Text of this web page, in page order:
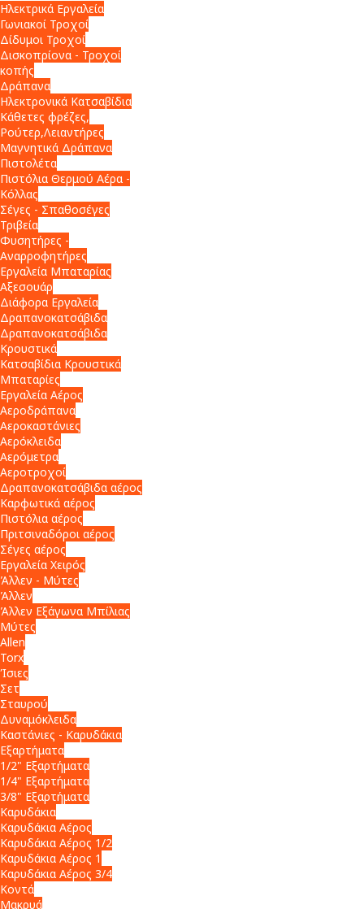
Ηλεκτρικά Εργαλεία
Γωνιακοί Τροχοί
Δίδυμοι Τροχοί
Δισκοπρίονα - Τροχοί
κοπής
Δράπανα
Ηλεκτρονικά Κατσαβίδια
Κάθετες φρέζες,
Ρούτερ,Λειαντήρες
Μαγνητικά Δράπανα
Πιστολέτα
Πιστόλια Θερμού Αέρα -
Κόλλας
Σέγες - Σπαθοσέγες
Τριβεία
Φυσητήρες -
Αναρροφητήρες
Εργαλεία Μπαταρίας
Αξεσουάρ
Διάφορα Εργαλεία
Δραπανοκατσάβιδα
Δραπανοκατσάβιδα
Κρουστικά
Κατσαβίδια Κρουστικά
Μπαταρίες
Εργαλεία Αέρος
Αεροδράπανα
Αεροκαστάνιες
Αερόκλειδα
Αερόμετρα
Αεροτροχοί
Δραπανοκατσάβιδα αέρος
Καρφωτικά αέρος
Πιστόλια αέρος
Πριτσιναδόροι αέρος
Σέγες αέρος
Εργαλεία Χειρός
Άλλεν - Μύτες
Άλλεν
Άλλεν Εξάγωνα Μπίλιας
Μύτες
Allen
Torx
Ίσιες
Σετ
Σταυρού
Δυναμόκλειδα
Καστάνιες - Καρυδάκια
Εξαρτήματα
1/2" Εξαρτήματα
1/4" Εξαρτήματα
3/8" Εξαρτήματα
Καρυδάκια
Καρυδάκια Αέρος
Καρυδάκια Αέρος 1/2
Καρυδάκια Αέρος 1
Καρυδάκια Αέρος 3/4
Κοντά
Μακρυά